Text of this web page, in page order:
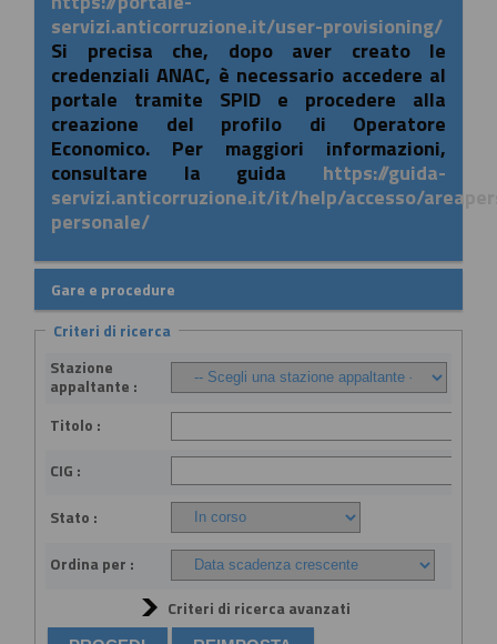
servizi.anticorruzione.it/user-provisioning/
Si precisa che, dopo aver creato le
credenziali ANAC, è necessario accedere al
portale tramite SPID e procedere alla
creazione del profilo di Operatore
Economico. Per maggiori informazioni,
consultare la guida https://guida-
servizi.anticorruzione.it/it/help/accesso/
personale/
Gare e procedure
Criteri di ricerca
Stazione
appaltante :
Titolo :
CIG :
Stato :
Ordina per :
Criteri di ricerca avanzati